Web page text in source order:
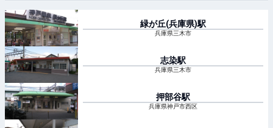
緑が丘(兵庫県)駅
兵庫県三木市
志染駅
兵庫県三木市
押部谷駅
兵庫県神戸市西区